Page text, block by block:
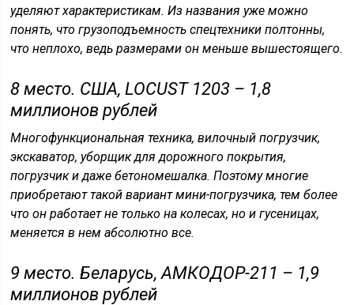
уделяют характеристикам. Из названия уже можно
понять, что грузоподъемность спецтехники полтонны,
что неплохо, ведь размерами он меньше вышестоящего.
8 место. США, LOCUST 1203 – 1,8
миллионов рублей
Многофункциональная техника, вилочный погрузчик,
экскаватор, уборщик для дорожного покрытия,
погрузчик и даже бетономешалка. Поэтому многие
приобретают такой вариант мини-погрузчика, тем более
что он работает не только на колесах, но и гусеницах,
меняется в нем абсолютно все.
9 место. Беларусь, АМКОДОР-211 – 1,9
миллионов рублей